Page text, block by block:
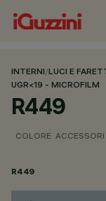
INTERNI/LUCI E
UGR<19 - MICROFILM
R449
COLORE
R449